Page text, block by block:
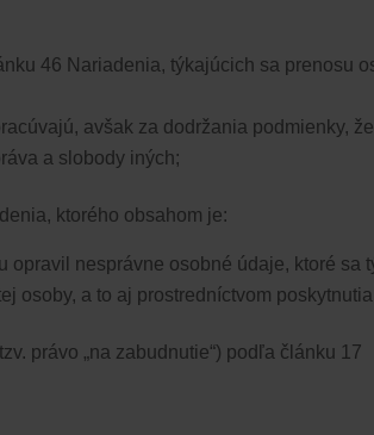
46 Nariadenia, týkajúcich sa prenosu
avšak za dodržania podmienky,
a slobody iných;
​​ ktorého obsahom je:
opravil nesprávne osobné údaje, ktoré sa
osoby, a to aj prostredníctvom
právo „na zabudnutie“) podľa článku 17​​